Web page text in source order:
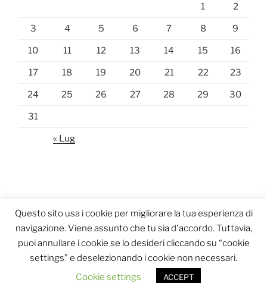
1 2
3 4 5 6 7 8 9
10 11 12 13 14 15 16
17 18 19 20 21 22 23
24 25 26 27 28 29 30
31
« Lug
Questo sito usa i cookie per migliorare la tua esperienza di
navigazione. Viene assunto che tu sia d'accordo. Tuttavia,
puoi annullare i cookie se lo desideri cliccando su “cookie
settings” e deselezionando i cookie non necessari.
Cookie settings
ACCEPT